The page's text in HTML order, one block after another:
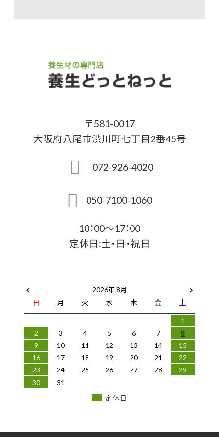
〒581-0017
大阪府八尾市渋川町七丁目2番45号
072-926-4020
050-7100-1060
10：00～17：00
定休日:土・日・祝日
2026年 8月
日
月 火 水 木 金
土
1
2
3 4 5 6 7
8
9
10 11 12 13 14
15
16
17 18 19 20 21
22
23
24 25 26 27 28
29
30
31
定休日